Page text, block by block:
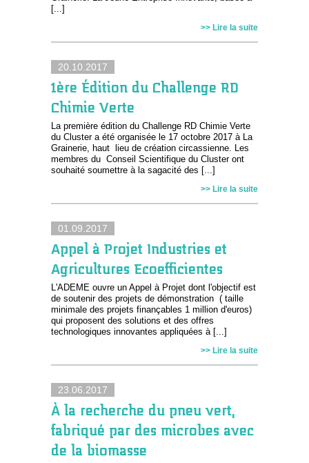
[...]
>> Lire la suite
20.10.2017
1ère Édition du Challenge RD
Chimie Verte
La première édition du Challenge RD Chimie Verte
du Cluster a été organisée le 17 octobre 2017 à La
Grainerie, haut lieu de création circassienne. Les
membres du Conseil Scientifique du Cluster ont
souhaité soumettre à la sagacité des [...]
>> Lire la suite
01.09.2017
Appel à Projet Industries et
Agricultures Ecoefficientes
L'ADEME ouvre un Appel à Projet dont l'objectif est
de soutenir des projets de démonstration ( taille
minimale des projets finançables 1 million d'euros)
qui proposent des solutions et des offres
technologiques innovantes appliquées à [...]
>> Lire la suite
23.06.2017
À la recherche du pneu vert,
fabriqué par des microbes avec
de la biomasse